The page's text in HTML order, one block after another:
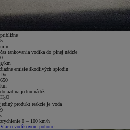
približne
5
min
čas tankovania vodíka do plnej nádrže
0
g/km
žiadne emisie škodlivých splodín
Do
650
km
dojazd na jednu nádrž
H2O
jediný produkt reakcie je voda
9
s
zrýchlenie 0 – 100 km/h
Viac o vodíkovom pohone